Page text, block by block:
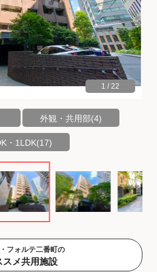
1 / 22
外観・共用部(4)
・1LDK(17)
フォルテ二番町の
スメ共用施設